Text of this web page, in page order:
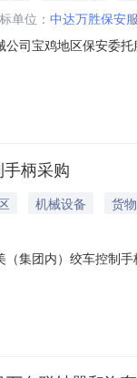
单位： 中达万胜保安
司宝鸡地区保安委
有限公司
柄采购
机械设备
货物
集团内）绞车控制
09173462454其他